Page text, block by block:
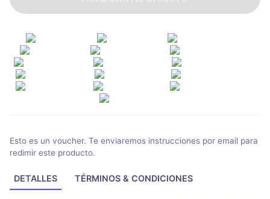
Esto es un voucher. Te enviaremos instrucciones por email para
redimir este producto.
DETALLES TÉRMINOS & CONDICIONES